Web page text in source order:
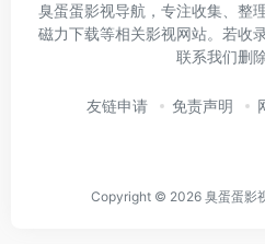
臭蛋蛋影视导航，专注收集、整
磁力下载等相关影视网站。若收
联系我们删
友链申请 免责声明
Copyright © 2026 臭蛋蛋影